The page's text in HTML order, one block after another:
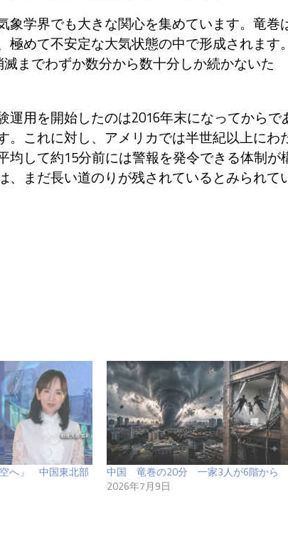
学界でも大きな関心を集めています。竜巻
めて不安定な大気状態の中で形成されます。
までわずか数分から数十分しか続かないた
用を開始したのは2016年末になってからで
。これに対し、アメリカでは半世紀以上にわ
均して約15分前には警報を発令できる体制が
まだ長い道のりが残されているとみられて
空へ」 中国東北部
中国 竜巻の20分 一家3人が6階から
2026年7月9日